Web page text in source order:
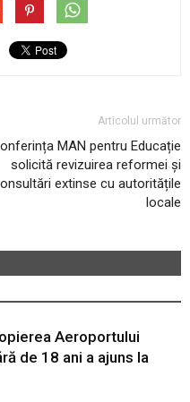
Articolul următor
MAN pentru Educație
solicită revizuirea reformei și
extinse cu autoritățile
locale
Aeroportului
de 18 ani a ajuns la